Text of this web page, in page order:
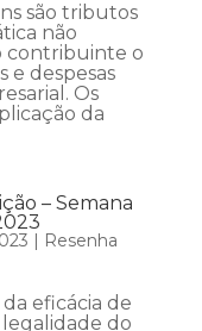
são tributos
não
contribuinte o
e despesas
Os
da
– Semana
| Resenha
eficácia de
do